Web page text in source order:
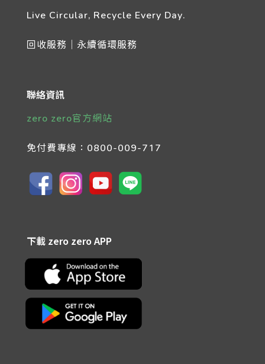
Live Circular, Recycle Every Day.
回收服務｜永續循環服務
聯絡資訊
zero zero官方網站
免付費專線： 0800-009-717
下載 zero zero APP